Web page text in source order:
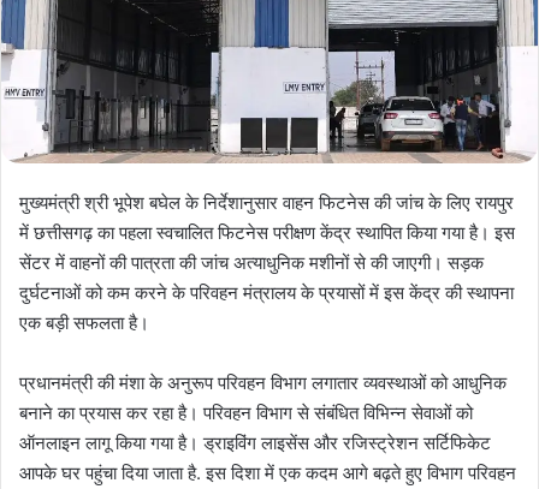
मुख्यमंत्री श्री भूपेश बघेल के निर्देशानुसार वाहन फिटनेस की जांच के लिए रायपुर
में छत्तीसगढ़ का पहला स्वचालित फिटनेस परीक्षण केंद्र स्थापित किया गया है। इस
सेंटर में वाहनों की पात्रता की जांच अत्याधुनिक मशीनों से की जाएगी। सड़क
दुर्घटनाओं को कम करने के परिवहन मंत्रालय के प्रयासों में इस केंद्र की स्थापना
एक बड़ी सफलता है।
प्रधानमंत्री की मंशा के अनुरूप परिवहन विभाग लगातार व्यवस्थाओं को आधुनिक
बनाने का प्रयास कर रहा है। परिवहन विभाग से संबंधित विभिन्न सेवाओं को
ऑनलाइन लागू किया गया है। ड्राइविंग लाइसेंस और रजिस्ट्रेशन सर्टिफिकेट
आपके घर पहुंचा दिया जाता है. इस दिशा में एक कदम आगे बढ़ते हुए विभाग परिवहन